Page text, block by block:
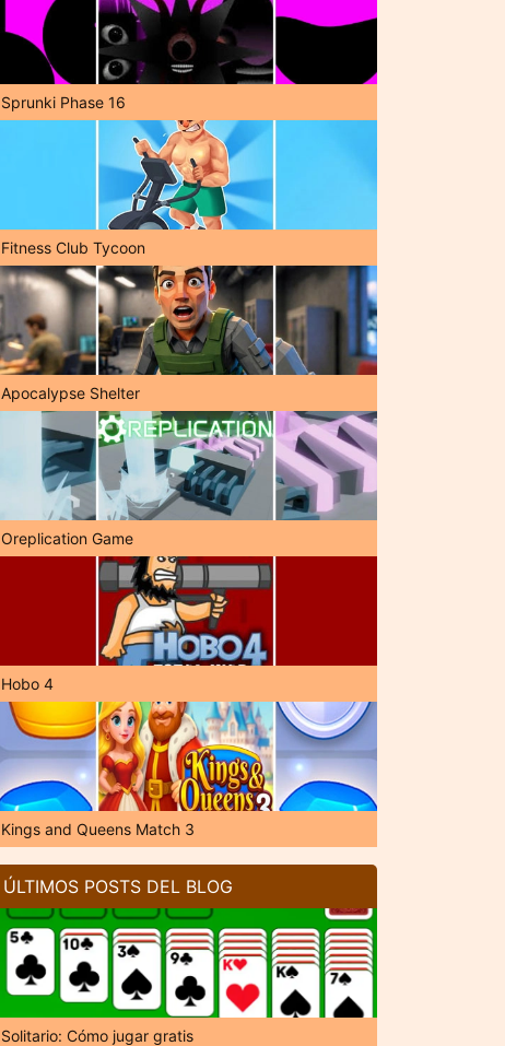
Sprunki Phase 16
Fitness Club Tycoon
Apocalypse Shelter
Oreplication Game
Hobo 4
Kings and Queens Match 3
ÚLTIMOS POSTS DEL BLOG
Solitario: Cómo jugar gratis